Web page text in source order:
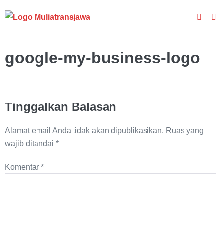
ke
Toggle
google-my-business-logo
Tinggalkan Balasan
Alamat email Anda tidak akan dipublikasikan. Ruas yang
wajib ditandai *
Komentar *